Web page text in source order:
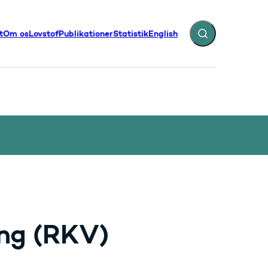
Om osLovstofPublikationerStatistikEnglish Fold søgefelt ud
- Flere links
(RKV)